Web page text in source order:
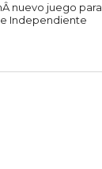
nuevo juego para
Independiente